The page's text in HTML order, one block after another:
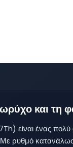
και τη
είναι ένας πολύ
ρυθμό